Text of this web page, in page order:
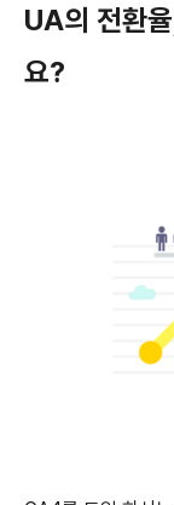
UA의 전환
요?